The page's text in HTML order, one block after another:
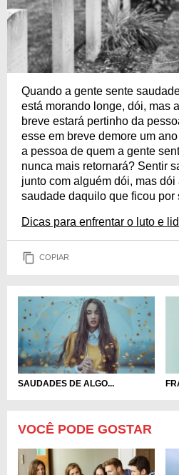
Quando a gente sente
está morando longe, dói, mas
breve estará pertinho da
esse em breve demore um
a pessoa de quem a gente
nunca mais retornará? Sentir
junto com alguém dói, mas
saudade daquilo que ficou por
Dicas para enfrentar o luto e
COPIAR
SAUDADES DE ALGO...
VOCÊ PODE GOSTAR